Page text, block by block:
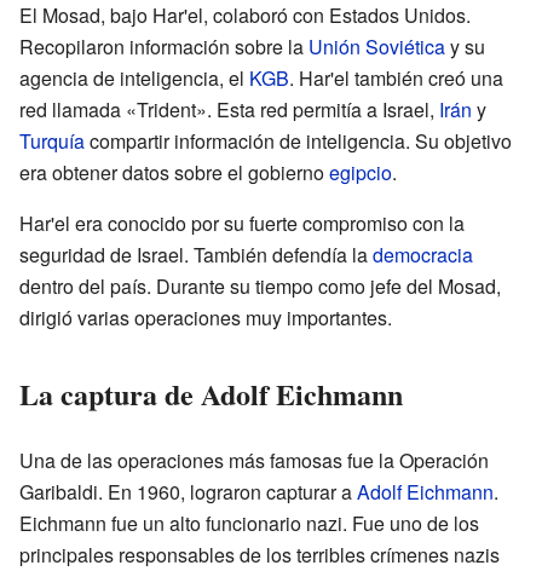
El Mosad, bajo Har'el, colaboró con Estados Unidos.
Recopilaron información sobre la Unión Soviéticay su
agencia de inteligencia, el KGB. Har'el también creó una
red llamada «Trident». Esta red permitía a Israel, Irán y
Turquíacompartir información de inteligencia. Su objetivo
era obtener datos sobre el gobiernoegipcio.
Har'el era conocido por su fuerte compromiso con la
seguridad de Israel. También defendía lademocracia
dentro del país. Durante su tiempo como jefe del Mosad,
dirigió varias operaciones muy importantes.
La captura de Adolf Eichmann
Una de las operaciones más famosas fue la Operación
Garibaldi. En 1960, lograron capturar aAdolf Eichmann.
Eichmann fue un alto funcionario nazi. Fue uno de los
principales responsables de los terribles crímenes nazis